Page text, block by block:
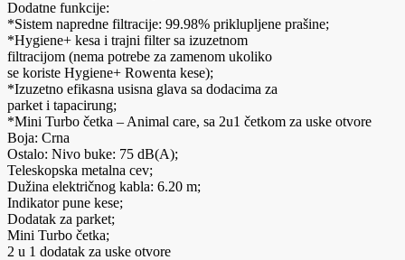
Dodatne funkcije:
*Sistem napredne filtracije: 99.98% priklupljene prašine;
*Hygiene+ kesa i trajni filter sa izuzetnom
filtracijom (nema potrebe za zamenom ukoliko
se koriste Hygiene+ Rowenta kese);
*Izuzetno efikasna usisna glava sa dodacima za
parket i tapacirung;
*Mini Turbo četka – Animal care, sa 2u1 četkom za uske otvore
Boja: Crna
Ostalo: Nivo buke: 75 dB(A);
Teleskopska metalna cev;
Dužina električnog kabla: 6.20 m;
Indikator pune kese;
Dodatak za parket;
Mini Turbo četka;
2 u 1 dodatak za uske otvore